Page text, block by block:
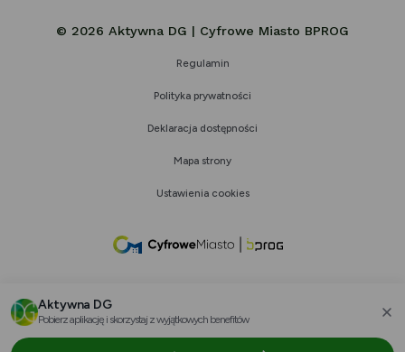
© 2026 Aktywna DG | Cyfrowe Miasto BPROG
Regulamin
Polityka prywatności
Deklaracja dostępności
Mapa strony
Ustawienia cookies
link
nowej
Aktywna DG
Pobierz aplikację i skorzystaj z wyjątkowych benefitów